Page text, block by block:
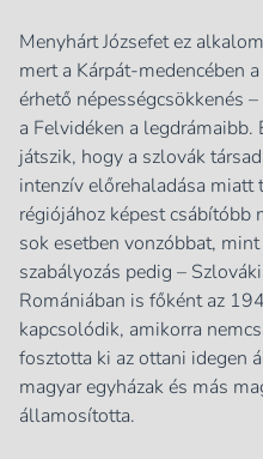
Menyhárt Józsefet ez
mert a Kárpát-medencében
érhető népességcsökkenés
a Felvidéken a legdrámaibb.
játszik, hogy a szlovák
intenzív előrehaladása miatt
régiójához képest csábítóbb
sok esetben vonzóbbat,
szabályozás pedig –
Romániában is főként az
kapcsolódik, amikorra
fosztotta ki az ottani idegen
magyar egyházak és más
államosította.